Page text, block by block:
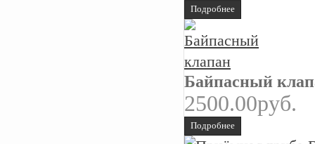
Подробнее
Байпасный
2500.00руб.
Подробнее